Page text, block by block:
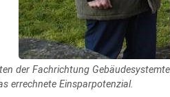
der Fachrichtung
errechnete Einsparpotenzial.